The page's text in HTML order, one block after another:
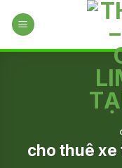
cho thuê xe